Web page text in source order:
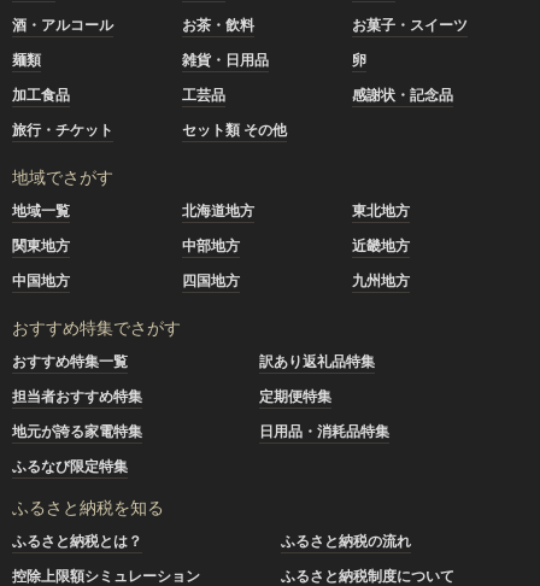
酒・アルコール
お茶・飲料
お菓子・スイーツ
麺類
雑貨・日用品
卵
加工食品
工芸品
感謝状・記念品
旅行・チケット
セット類 その他
地域でさがす
地域一覧 北海道地方
東北地方
関東地方
中部地方
近畿地方
中国地方
四国地方 九州地方
おすすめ特集でさがす
おすすめ特集一覧
訳あり返礼品特集
担当者おすすめ特集
定期便特集
地元が誇る家電特集
日用品・消耗品特集
ふるなび限定特集
ふるさと納税を知る
ふるさと納税とは？
ふるさと納税の流れ
控除上限額シミュレーション
ふるさと納税制度について